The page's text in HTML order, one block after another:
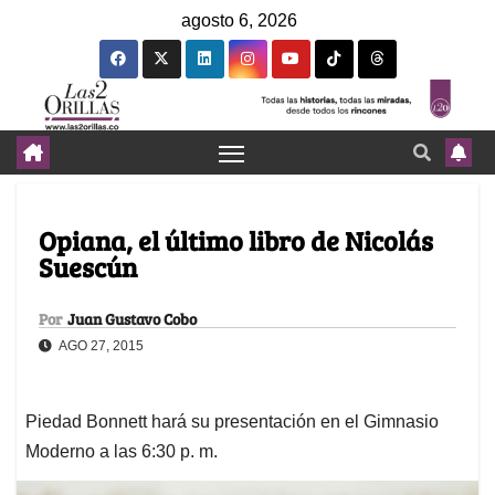
agosto 6, 2026
Opiana, el último libro de Nicolás
Suescún
Por Juan Gustavo Cobo
AGO 27, 2015
Piedad Bonnett hará su presentación en el Gimnasio
Moderno a las 6:30 p. m.